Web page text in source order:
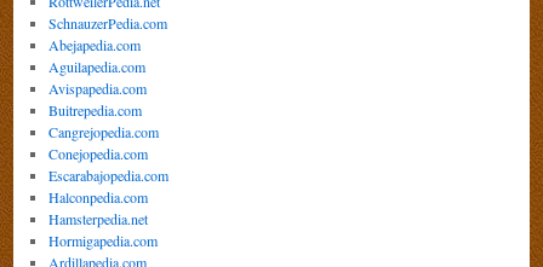
SchnauzerPedia.com
Abejapedia.com
Aguilapedia.com
Avispapedia.com
Buitrepedia.com
Cangrejopedia.com
Conejopedia.com
Escarabajopedia.com
Halconpedia.com
Hamsterpedia.net
Hormigapedia.com
Ardillapedia.com